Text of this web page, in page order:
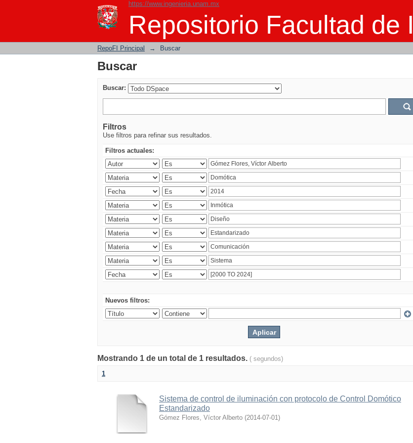
https://www.ingenieria.unam.mx
Repositorio Facultad de
Buscar
RepoFI Principal → Buscar
Buscar
Buscar:
Filtros
Use filtros para refinar sus resultados.
Filtros actuales:
Nuevos filtros:
Mostrando 1 de un total de 1 resultados. ( segundos)
1
Sistema de control de iluminación con protocolo de Control Domótico
Estandarizado
Gómez Flores, Víctor Alberto (2014-07-01)